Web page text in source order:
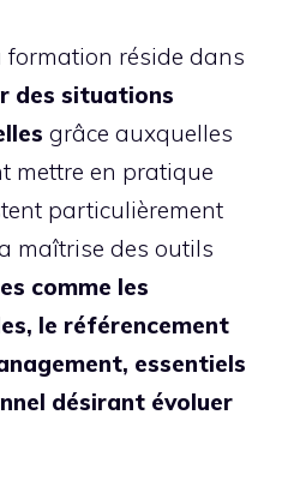
réside dans
des situations
grâce auxquelles
mettre en pratique
particulièrement
maîtrise des outils
comme les
le référencement
essentiels
désirant évoluer